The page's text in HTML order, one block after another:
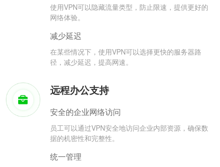
使用VPN可以隐藏流量类型，防止限速，提供更好的
网络体验。
减少延迟
在某些情况下，使用VPN可以选择更快的服务器路
径，减少延迟，提高网速。
远程办公支持
安全的企业网络访问
员工可以通过VPN安全地访问企业内部资源，确保数
据的机密性和完整性。
统一管理